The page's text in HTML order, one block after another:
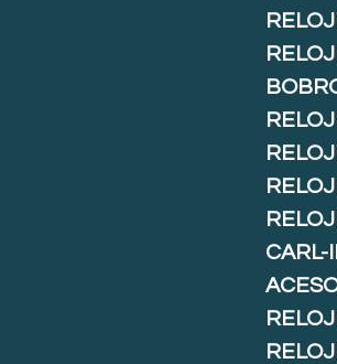
CARL-